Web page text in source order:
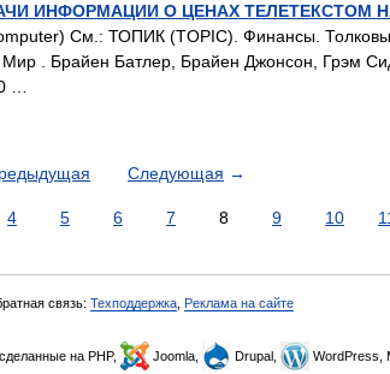
ИНФОРМАЦИИ О ЦЕНАХ ТЕЛЕТЕКСТОМ
См.: ТОПИК (TOPIC). Финансы.
Мир . Брайен Батлер, Брайен Джонсон, Грэм
…
Следующая →
4 5 6 7 8 9 10
связь: Техподдержка Реклама на сайте
, сделанные на PHP, Joomla, Drupal, WordPress,